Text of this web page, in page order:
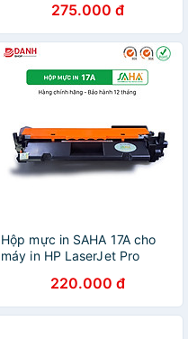
2051/ 2060/ 2075/ MP
5500/ 6000/ 6001/ 6002/
6500/ 7000/ 7001/ 7500/
7502/ 8000/ 8001/ 9001/
9002 - Hàng Chính Hãng
275.000 đ
Hộp mực in SAHA 17A cho
máy in HP LaserJet Pro
Hàng chính hãng
220.000 đ